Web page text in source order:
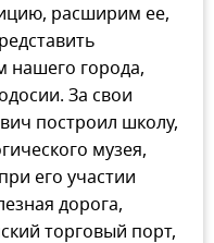
расширим ее,
нашего города,
За свои
построил школу,
музея,
его участии
дорога,
торговый порт,